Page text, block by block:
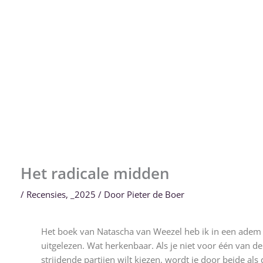
Het radicale midden
/ Recensies, _2025 / Door Pieter de Boer
Het boek van Natascha van Weezel heb ik in een adem
uitgelezen. Wat herkenbaar. Als je niet voor één van de
strijdende partijen wilt kiezen, wordt je door beide als